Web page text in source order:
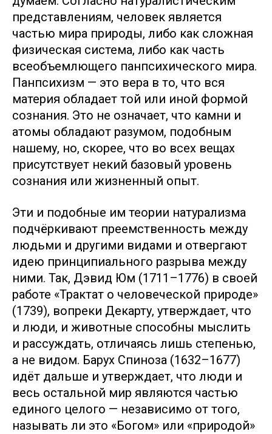
представлениям, человек является
частью мира природы, либо как сложная
физическая система, либо как часть
всеобъемлющего панпсихического мира.
Панпсихизм — это вера в то, что вся
материя обладает той или иной формой
сознания. Это не означает, что камни и
атомы обладают разумом, подобным
нашему, но, скорее, что во всех вещах
присутствует некий базовый уровень
сознания или жизненный опыт.
Эти и подобные им теории натурализма
подчёркивают преемственность между
людьми и другими видами и отвергают
идею принципиального разрыва между
ними. Так, Дэвид Юм (1711–1776) в своей
работе «Трактат о человеческой природе»
(1739), вопреки Декарту, утверждает, что
и люди, и животные способны мыслить
и рассуждать, отличаясь лишь степенью,
а не видом. Барух Спиноза (1632–1677)
идёт дальше и утверждает, что люди и
весь остальной мир являются частью
единого целого — независимо от того,
называть ли это «Богом» или «природой»